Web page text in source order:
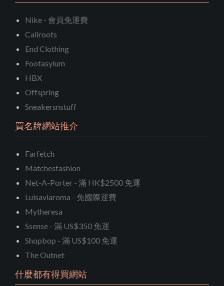
Nike - 會員免運費
Caliroots
End Clothing
Footasylum
HBX
Offspring
Sneakersnstuff
買名牌網站推介
Farfetch
Matchesfashion
Net-A-Porter - 滿 HK$2500 免運
Luisaviaroma - 免國際運費
Mytheresa
Ssense - 滿 US$350 免運
Shopbop - 滿 US$100 免運
The Outnet
什麼都有得買網站